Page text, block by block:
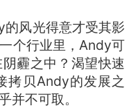
风光得意才受其影
个行业里，Andy可
霾之中？渴望快速
拷贝Andy的发展之
并不可取。